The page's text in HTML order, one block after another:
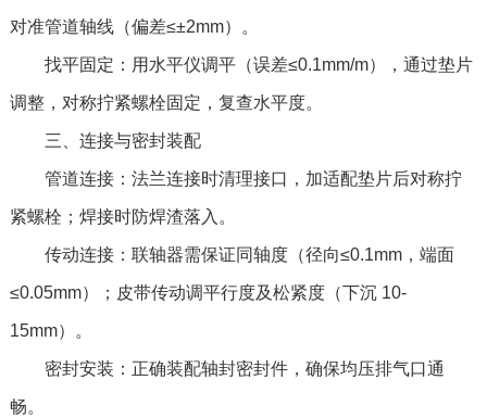
对准管道轴线（偏差≤±2mm）。
找平固定：用水平仪调平（误差≤0.1mm/m），通过垫片
调整，对称拧紧螺栓固定，复查水平度。
三、连接与密封装配
管道连接：法兰连接时清理接口，加适配垫片后对称拧
紧螺栓；焊接时防焊渣落入。
传动连接：联轴器需保证同轴度（径向≤0.1mm，端面
≤0.05mm）；皮带传动调平行度及松紧度（下沉 10-
15mm）。
密封安装：正确装配轴封密封件，确保均压排气口通
畅。